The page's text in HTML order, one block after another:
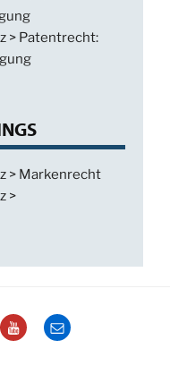
> Patentrecht:
> Markenrecht
>
YouTubeEmail